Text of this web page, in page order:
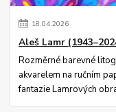
18.04.2026
Aleš Lamr
Rozměrné barevné
akvarelem na ručním
fantazie Lamrových